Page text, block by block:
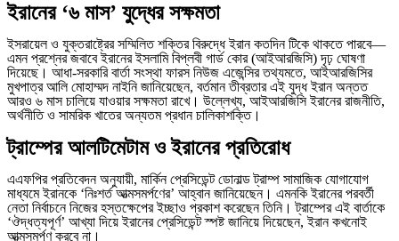
ইরানের ‘৬ মাস’ যুদ্ধের সক্ষমতা
ইসরায়েল ও যুক্তরাষ্ট্রের সম্মিলিত শক্তির বিরুদ্ধে ইরান কতদিন টিকে থাকতে পারবে—
এমন প্রশ্নের জবাবে ইরানের ইসলামি বিপ্লবী গার্ড কোর (আইআরজিসি) দৃঢ় ঘোষণা
দিয়েছে। আধা-সরকারি বার্তা সংস্থা ফারস নিউজ এজেন্সির তথ্যমতে, আইআরজিসির
মুখপাত্র আলি মোহাম্মদ নাইনি জানিয়েছেন, বর্তমান তীব্রতার এই যুদ্ধ ইরান অন্তত
আরও ৬ মাস চালিয়ে যাওয়ার সক্ষমতা রাখে। উল্লেখ্য, আইআরজিসি ইরানের রাজনীতি,
অর্থনীতি ও সামরিক খাতের অন্যতম প্রধান চালিকাশক্তি।
ট্রাম্পের আলটিমেটাম ও ইরানের প্রতিরোধ
এএফপির প্রতিবেদন অনুযায়ী, মার্কিন প্রেসিডেন্ট ডোনাল্ড ট্রাম্প সামাজিক যোগাযোগ
মাধ্যমে ইরানকে ‘নিঃশর্ত আত্মসমর্পণের’ আহ্বান জানিয়েছেন। এমনকি ইরানের পরবর্তী
নেতা নির্বাচনে নিজের হস্তক্ষেপের ইচ্ছাও প্রকাশ করেছেন তিনি। ট্রাম্পের এই বার্তাকে
‘ঔদ্ধত্যপূর্ণ’ আখ্যা দিয়ে ইরানের প্রেসিডেন্ট স্পষ্ট জানিয়ে দিয়েছেন, ইরান কখনোই
আত্মসমর্পণ করবে না।